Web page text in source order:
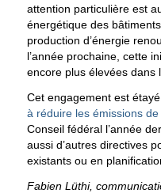
attention particulière est
énergétique des
production d’énergie
l’année prochaine, cette
encore plus élevées dans
Cet engagement est
à réduire les émissions
Conseil fédéral l’année
aussi d’autres directives
existants ou en
Fabien Lüthi,